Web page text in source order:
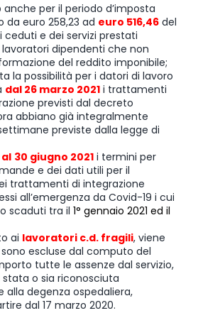
per il periodo d’imposta
da euro 258,23 ad euro 516,46 del
ceduti e dei servizi prestati
lavoratori dipendenti che non
del reddito imponibile;
la possibilità per i datori di lavoro
dal 26 marzo 2021 i trattamenti
previsti dal decreto
abbiano già integralmente
previste dalla legge di
30 giugno 2021 i termini per
e dei dati utili per il
trattamenti di integrazione
all’emergenza da Covid-19 i cui
scaduti tra il 1° gennaio 2021 ed il
ai lavoratori c.d. fragili, viene
escluse dal computo del
tutte le assenze dal servizio,
stata o sia riconosciuta
alla degenza ospedaliera,
dal 17 marzo 2020.